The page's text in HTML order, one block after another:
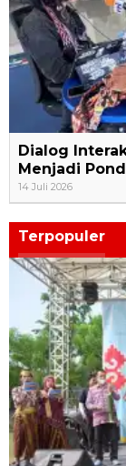
Dialog
Menjadi
14 Juli 2026
Terpopuler
1
Festival
Pelestarian